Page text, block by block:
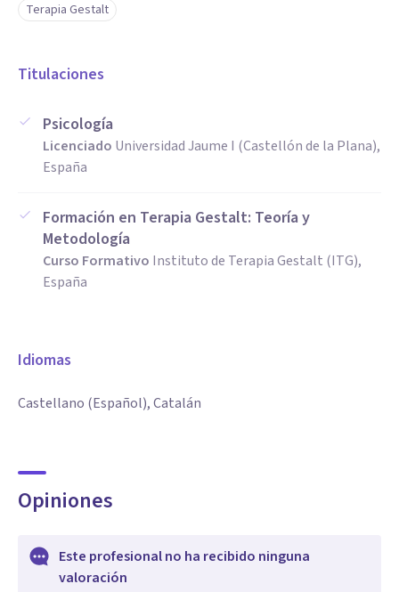
Terapia Gestalt
Titulaciones
Psicología
Licenciado Universidad Jaume I (Castellón de la Plana),
España
Formación en Terapia Gestalt: Teoría y
Metodología
Curso Formativo Instituto de Terapia Gestalt (ITG),
España
Idiomas
Castellano (Español), Catalán
Opiniones
Este profesional no ha recibido ninguna
valoración